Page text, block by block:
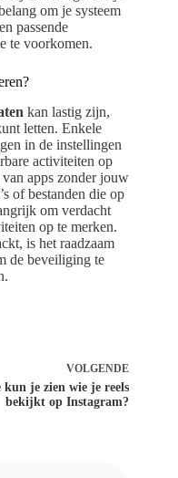
om je systeem
passende
te voorkomen.
kan lastig zijn,
letten. Enkele
in de instellingen
activiteiten op
apps zonder jouw
of bestanden die op
om verdacht
op te merken.
is het raadzaam
de beveiliging te
VOLGENDE
kun je zien wie je reels
bekijkt op Instagram?